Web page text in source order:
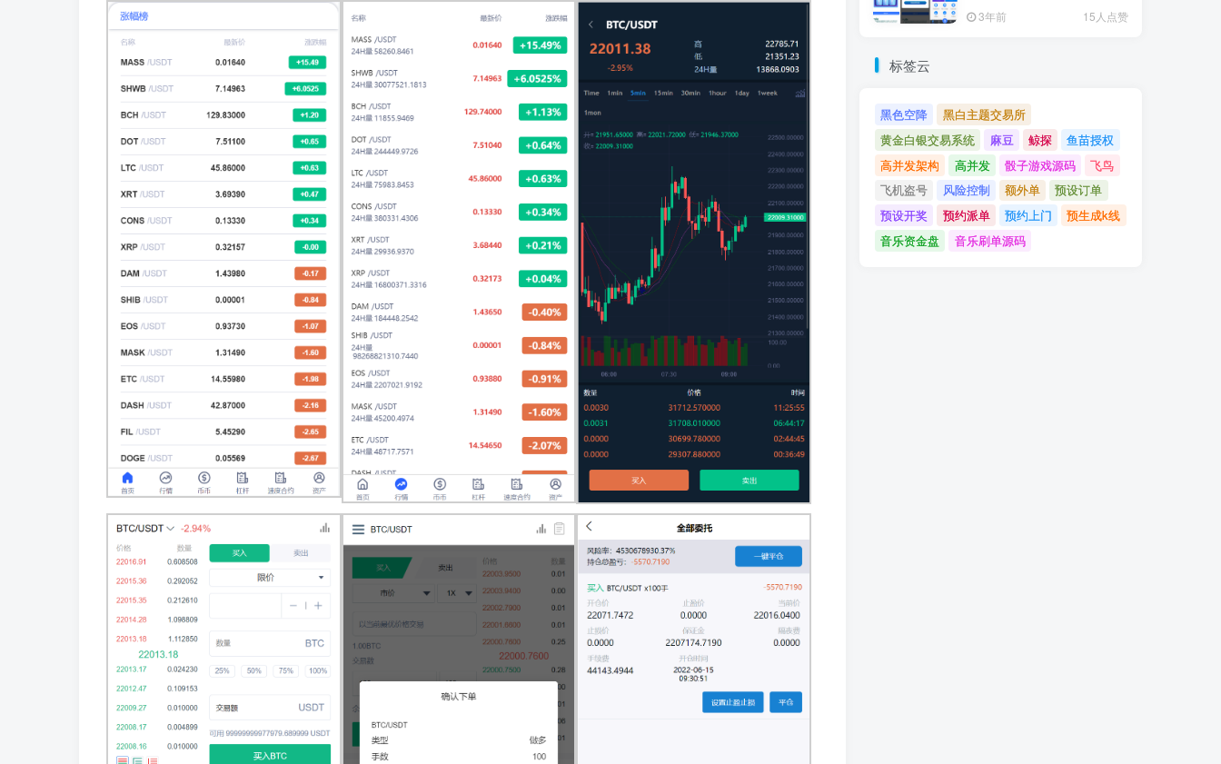
3年前 15人点赞
标签云
黑色空降
黑白主题交易所
黄金白银交易系统
麻豆 鲸探
鱼苗授权
高并发架构
高并发 骰子游戏源码
飞鸟
飞机盗号
风险控制 额外单
预设订单
预设开奖
预约派单 预约上门
预生成k线
音乐资金盘
音乐刷单源码